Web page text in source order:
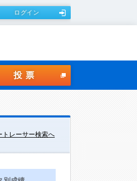
ログイン
投票
トレーサー検索へ